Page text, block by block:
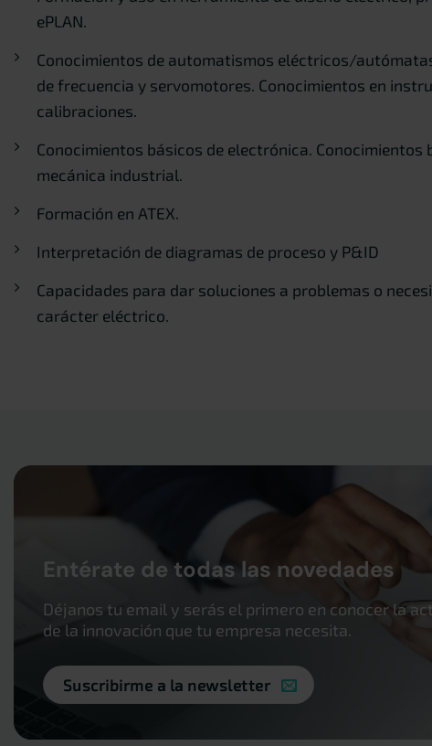
ePLAN.
Conocimientos de automatismos eléctricos/
de frecuencia y servomotores. Conocimientos en
calibraciones.
Conocimientos básicos de electrónica. Conocimientos
mecánica industrial.
Formación en ATEX.
Interpretación de diagramas de proceso y P&ID
Capacidades para dar soluciones a problemas o
carácter eléctrico.
Entérate de todas las novedades
Déjanos tu email y serás el primero en conocer la
de la innovación que tu empresa necesita.
Suscribirme a la newsletter